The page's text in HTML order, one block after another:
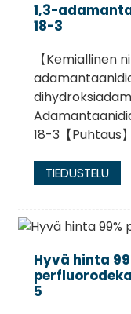
1,3-
18-3
【Kemiallinen
18-3【Puhtaus
TIEDUSTELU
Hyvä hinta
5